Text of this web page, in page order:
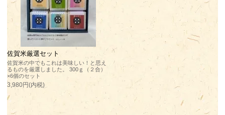
佐賀米厳選セット
佐賀米の中でもこれは美味しい！と思え
るものを厳選しました。 300ｇ（２合）
×6個のセット
3,980円(内税)